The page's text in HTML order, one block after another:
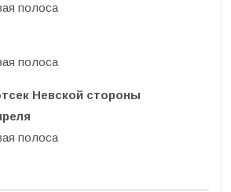
полоса
полоса
Невской стороны
полоса